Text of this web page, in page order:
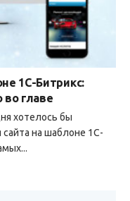
1С-Битрикс:
во главе
хотелось бы
на шаблоне 1С-